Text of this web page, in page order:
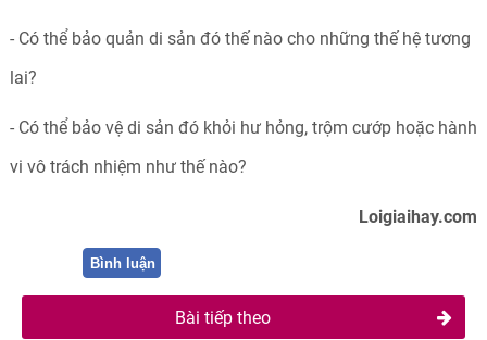
- Có thể bảo quản di sản đó thế nào cho những thế hệ tương
lai?
- Có thể bảo vệ di sản đó khỏi hư hỏng, trộm cướp hoặc hành
vi vô trách nhiệm như thế nào?
Loigiaihay.com
Bình luận
Bài tiếp theo